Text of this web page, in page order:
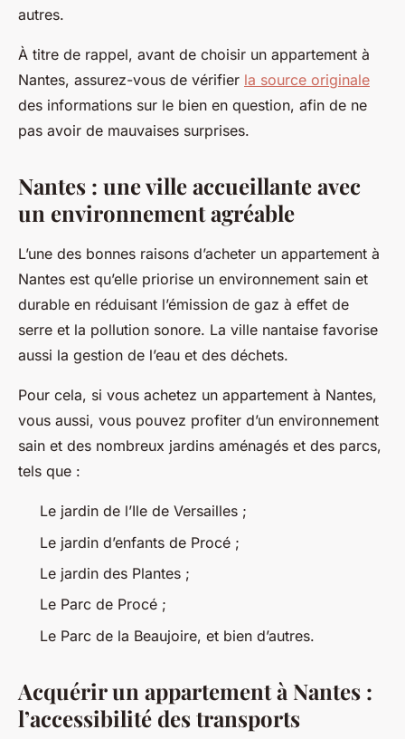
autres.
À titre de rappel, avant de choisir un appartement à
Nantes, assurez-vous de vérifier la source originale
des informations sur le bien en question, afin de ne
pas avoir de mauvaises surprises.
Nantes : une ville accueillante avec
un environnement agréable
L’une des bonnes raisons d’acheter un appartement à
Nantes est qu’elle priorise un environnement sain et
durable en réduisant l’émission de gaz à effet de
serre et la pollution sonore. La ville nantaise favorise
aussi la gestion de l’eau et des déchets.
Pour cela, si vous achetez un appartement à Nantes,
vous aussi, vous pouvez profiter d’un environnement
sain et des nombreux jardins aménagés et des parcs,
tels que :
Le jardin de l’Ile de Versailles ;
Le jardin d’enfants de Procé ;
Le jardin des Plantes ;
Le Parc de Procé ;
Le Parc de la Beaujoire, et bien d’autres.
Acquérir un appartement à Nantes :
l’accessibilité des transports